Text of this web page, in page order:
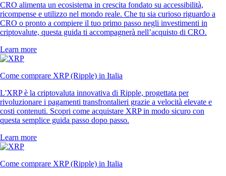
CRO alimenta un ecosistema in crescita fondato su accessibilità,
ricompense e utilizzo nel mondo reale. Che tu sia curioso riguardo a
CRO o pronto a compiere il tuo primo passo negli investimenti in
criptovalute, questa guida ti accompagnerà nell’acquisto di CRO.
Learn more
Come comprare XRP (Ripple) in Italia
L'XRP è la criptovaluta innovativa di Ripple, progettata per
rivoluzionare i pagamenti transfrontalieri grazie a velocità elevate e
costi contenuti. Scopri come acquistare XRP in modo sicuro con
questa semplice guida passo dopo passo.
Learn more
Come comprare XRP (Ripple) in Italia